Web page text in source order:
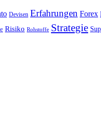
Devisen Erfahrungen Forex
Risiko Rohstoffe Strategie